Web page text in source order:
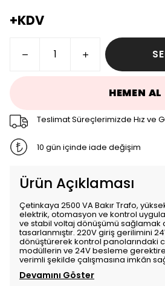
+KDV
HEMEN AL
Teslimat Süreçlerimizde Hız ve
10 gün içinde iade değişim
Ürün Açıklaması
Çetinkaya 2500 VA Bakır Trafo,
elektrik, otomasyon ve kontrol
ve stabil voltaj dönüşümü sağlamak
tasarlanmıştır. 220V giriş gerilimini
dönüştürerek kontrol panolarındaki
modüllerin ve 24V besleme
verimli şekilde çalışmasına imkân
Devamını Göster